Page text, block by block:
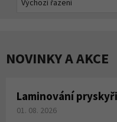
NOVINKY A AKCE
Laminování
01. 08. 2026